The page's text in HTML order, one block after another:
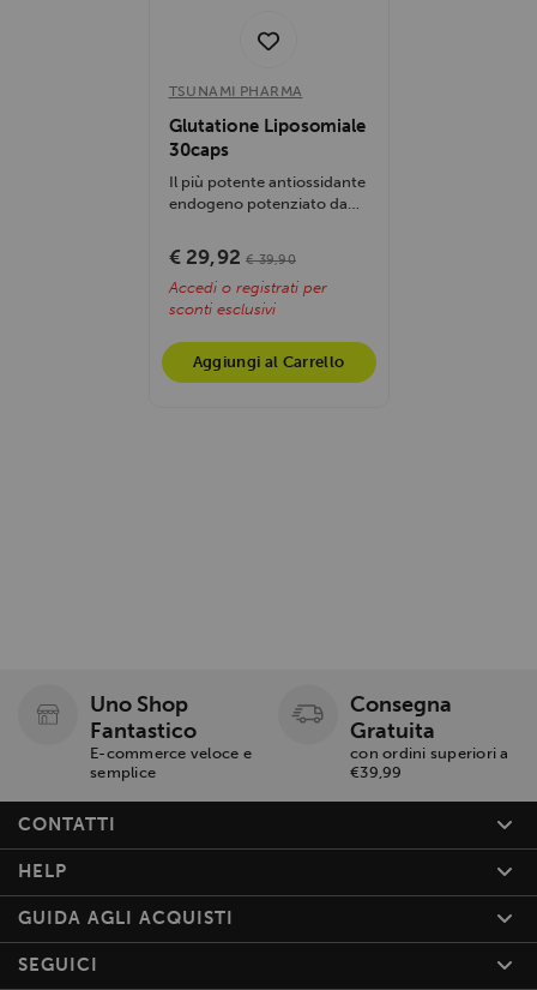
TSUNAMI PHARMA
Glutatione Liposomiale
30caps
Il più potente antiossidante
endogeno potenziato da
€ 29,92 € 39,90
Accedi o registrati per
sconti esclusivi
Aggiungi al Carrello
Uno Shop
Fantastico
E-commerce veloce e
semplice
Consegna
Gratuita
con ordini superiori a
€39,99
CONTATTI
HELP
GUIDA AGLI ACQUISTI
SEGUICI